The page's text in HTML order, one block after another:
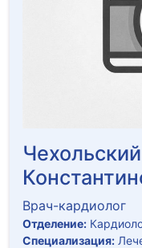
Врач-кардиолог
Отделение:
Специализация: